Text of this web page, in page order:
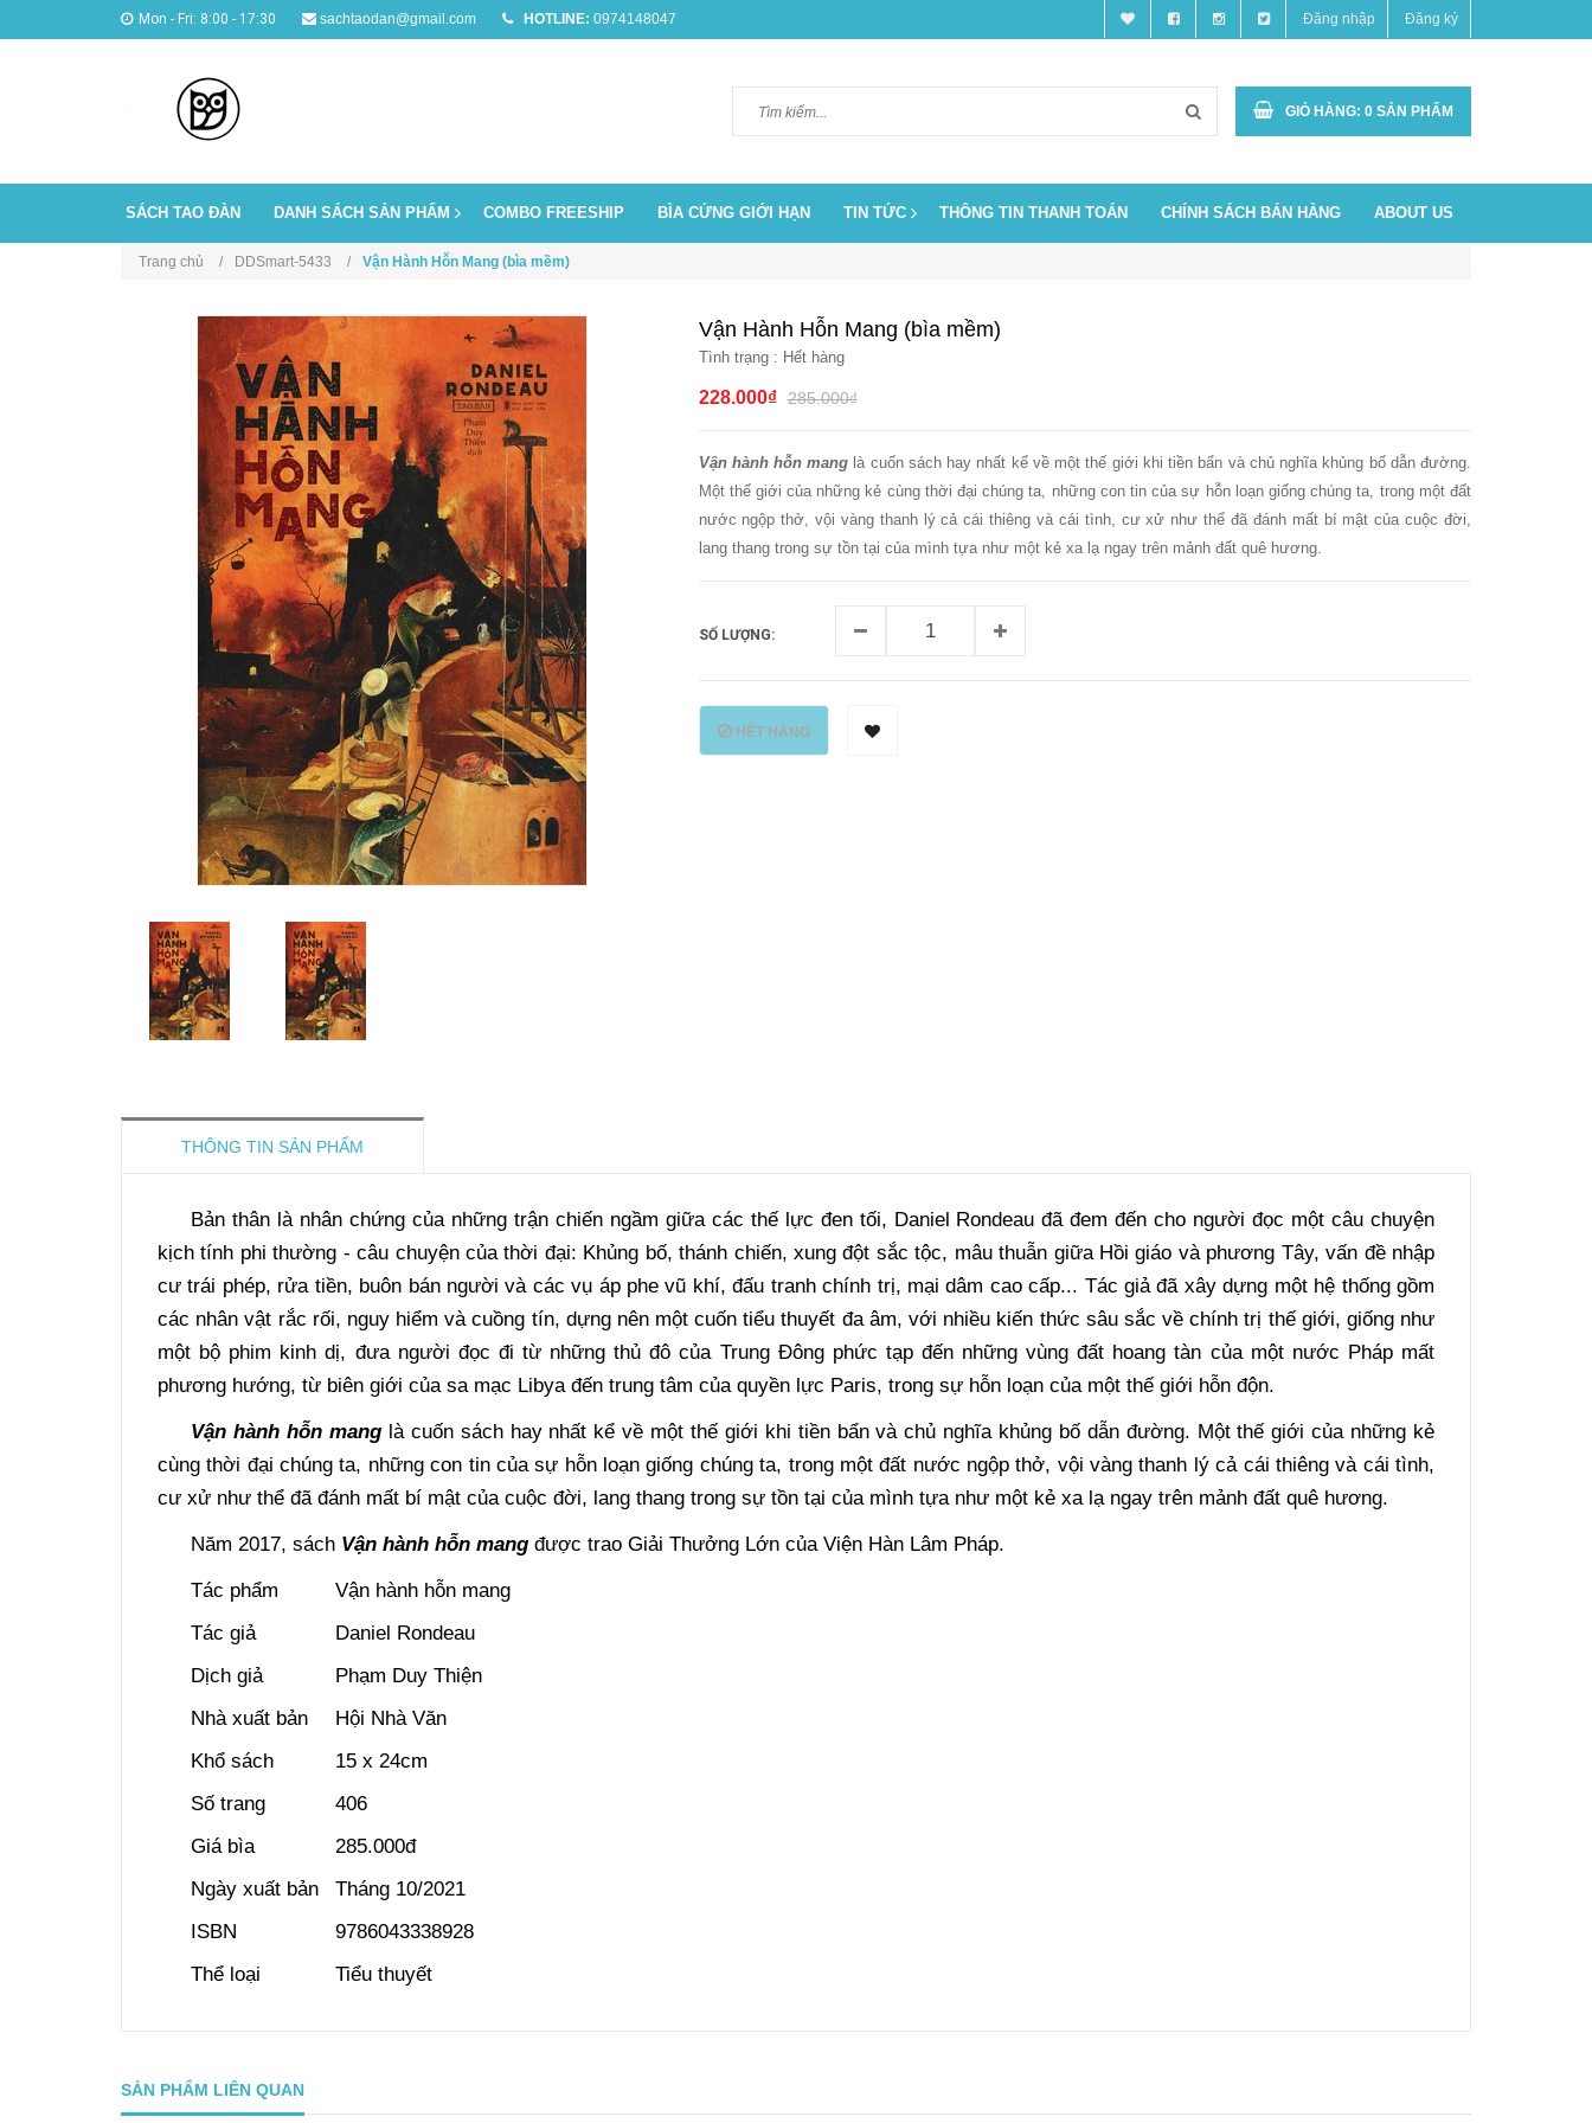
Mon - Fri: 8:00 - 17:30 sachtaodan@gmail.com HOTLINE: 0974148047 Đăng nhập Đăng ký
GIỎ HÀNG: 0 SẢN PHẨM
SÁCH TAO ĐÀN DANH SÁCH SẢN PHẨM COMBO FREESHIP BÌA CỨNG GIỚI HẠN TIN TỨC THÔNG TIN THANH TOÁN CHÍNH SÁCH BÁN HÀNG ABOUT US
Trang chủ DDSmart-5433 Vận Hành Hỗn Mang (bìa mềm)
Vận Hành Hỗn Mang (bìa mềm)
Tình trạng : Hết hàng
228.000₫ 285.000₫
Vận hành hỗn mang là cuốn sách hay nhất kể về một thế giới khi tiền bẩn và chủ nghĩa khủng bố dẫn đường.
Một thế giới của những kẻ cùng thời đại chúng ta, những con tin của sự hỗn loạn giống chúng ta, trong một đất
nước ngộp thở, vội vàng thanh lý cả cái thiêng và cái tình, cư xử như thể đã đánh mất bí mật của cuộc đời,
lang thang trong sự tồn tại của mình tựa như một kẻ xa lạ ngay trên mảnh đất quê hương.
SỐ LƯỢNG:
HẾT HÀNG
THÔNG TIN SẢN PHẨM
Bản thân là nhân chứng của những trận chiến ngầm giữa các thế lực đen tối, Daniel Rondeau đã đem đến cho người đọc một câu chuyện
kịch tính phi thường - câu chuyện của thời đại: Khủng bố, thánh chiến, xung đột sắc tộc, mâu thuẫn giữa Hồi giáo và phương Tây, vấn đề nhập
cư trái phép, rửa tiền, buôn bán người và các vụ áp phe vũ khí, đấu tranh chính trị, mại dâm cao cấp... Tác giả đã xây dựng một hệ thống gồm
các nhân vật rắc rối, nguy hiểm và cuồng tín, dựng nên một cuốn tiểu thuyết đa âm, với nhiều kiến thức sâu sắc về chính trị thế giới, giống như
một bộ phim kinh dị, đưa người đọc đi từ những thủ đô của Trung Đông phức tạp đến những vùng đất hoang tàn của một nước Pháp mất
phương hướng, từ biên giới của sa mạc Libya đến trung tâm của quyền lực Paris, trong sự hỗn loạn của một thế giới hỗn độn.
Vận hành hỗn mang là cuốn sách hay nhất kể về một thế giới khi tiền bẩn và chủ nghĩa khủng bố dẫn đường. Một thế giới của những kẻ
cùng thời đại chúng ta, những con tin của sự hỗn loạn giống chúng ta, trong một đất nước ngộp thở, vội vàng thanh lý cả cái thiêng và cái tình,
cư xử như thể đã đánh mất bí mật của cuộc đời, lang thang trong sự tồn tại của mình tựa như một kẻ xa lạ ngay trên mảnh đất quê hương.
Năm 2017, sách Vận hành hỗn mang được trao Giải Thưởng Lớn của Viện Hàn Lâm Pháp.
Tác phẩm
Vận hành hỗn mang
Tác giả
Daniel Rondeau
Dịch giả
Phạm Duy Thiện
Nhà xuất bản
Hội Nhà Văn
Khổ sách
15 x 24cm
Số trang
406
Giá bìa
285.000đ
Ngày xuất bản
Tháng 10/2021
ISBN
9786043338928
Thể loại
Tiểu thuyết
SẢN PHẨM LIÊN QUAN